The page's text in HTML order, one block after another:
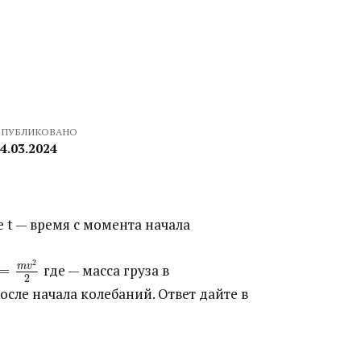
t — время с момента начала
mv2
2
​ где — масса груза в
начала колебаний. Ответ дайте в